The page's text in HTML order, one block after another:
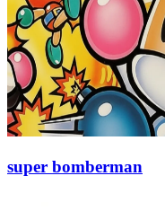
super bomberman